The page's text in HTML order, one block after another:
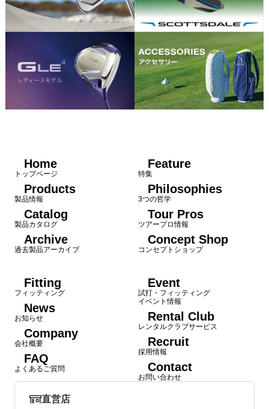
Home
トップページ
Products
製品情報
Catalog
製品カタログ
Archive
過去製品アーカイブ
Feature
特集
Philosophies
3つの哲学
Tour Pros
ツアープロ情報
Concept Shop
コンセプトショップ
Fitting
フィッティング
News
お知らせ
Company
会社概要
FAQ
よくあるご質問
Event
試打・フィッティング
イベント情報
Rental Club
レンタルクラブサービス
Recruit
採用情報
Contact
お問い合わせ
直営店